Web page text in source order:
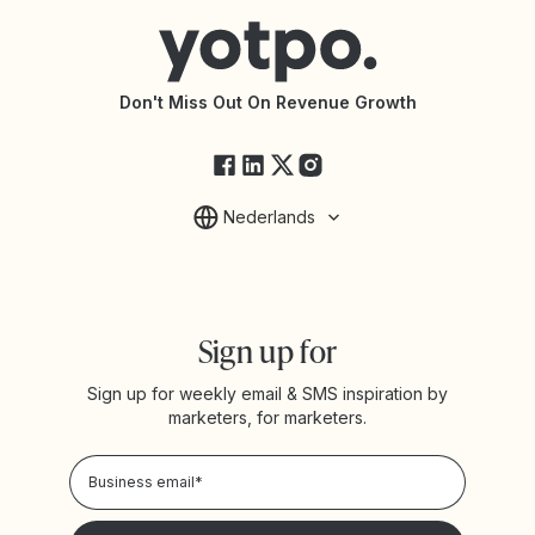
Accessibility Statement
API Documentation
Yotpo StatusDon't Miss Out On Revenue Growth
Nederlands
Sign up for
Sign up for weekly email & SMS inspiration by
marketers, for marketers.